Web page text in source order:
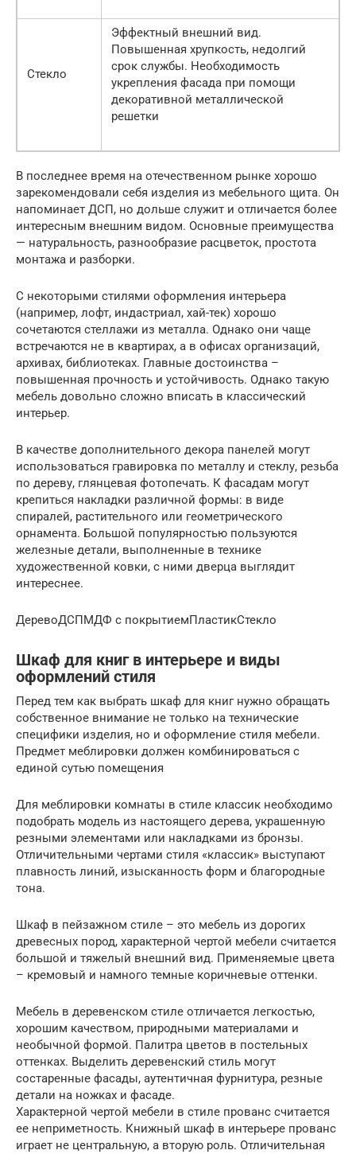
Стекло
Эффектный внешний вид.
Повышенная хрупкость, недолгий
срок службы. Необходимость
укрепления фасада при помощи
декоративной металлической
решетки
В последнее время на отечественном рынке хорошо
зарекомендовали себя изделия из мебельного щита. Он
напоминает ДСП, но дольше служит и отличается более
интересным внешним видом. Основные преимущества
— натуральность, разнообразие расцветок, простота
монтажа и разборки.
С некоторыми стилями оформления интерьера
(например, лофт, индастриал, хай-тек) хорошо
сочетаются стеллажи из металла. Однако они чаще
встречаются не в квартирах, а в офисах организаций,
архивах, библиотеках. Главные достоинства –
повышенная прочность и устойчивость. Однако такую
мебель довольно сложно вписать в классический
интерьер.
В качестве дополнительного декора панелей могут
использоваться гравировка по металлу и стеклу, резьба
по дереву, глянцевая фотопечать. К фасадам могут
крепиться накладки различной формы: в виде
спиралей, растительного или геометрического
орнамента. Большой популярностью пользуются
железные детали, выполненные в технике
художественной ковки, с ними дверца выглядит
интереснее.
ДеревоДСПМДФ с покрытиемПластикСтекло
Шкаф для книг в интерьере и виды
оформлений стиля
Перед тем как выбрать шкаф для книг нужно обращать
собственное внимание не только на технические
специфики изделия, но и оформление стиля мебели.
Предмет меблировки должен комбинироваться с
единой сутью помещения
Для меблировки комнаты в стиле классик необходимо
подобрать модель из настоящего дерева, украшенную
резными элементами или накладками из бронзы.
Отличительными чертами стиля «классик» выступают
плавность линий, изысканность форм и благородные
тона.
Шкаф в пейзажном стиле – это мебель из дорогих
древесных пород, характерной чертой мебели считается
большой и тяжелый внешний вид. Применяемые цвета
– кремовый и намного темные коричневые оттенки.
Мебель в деревенском стиле отличается легкостью,
хорошим качеством, природными материалами и
необычной формой. Палитра цветов в постельных
оттенках. Выделить деревенский стиль могут
состаренные фасады, аутентичная фурнитура, резные
детали на ножках и фасаде.
Характерной чертой мебели в стиле прованс считается
ее неприметность. Книжный шкаф в интерьере прованс
играет не центральную, а вторую роль. Отличительная